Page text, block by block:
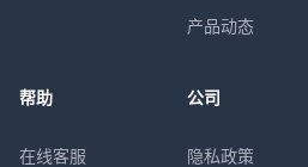
产品动态
帮助
在线客服
公司
隐私政策